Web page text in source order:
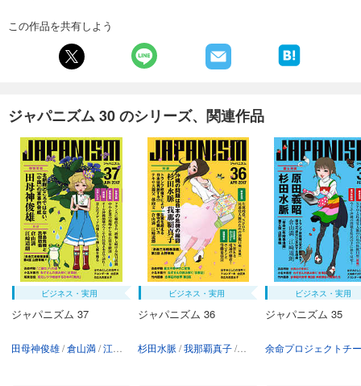
この作品を共有しよう
ジャパニズム 30 のシリーズ、関連作品
ビジネス・実用
ジャパニズム 37
田母神俊雄 倉山満 江崎道朗 杉田水脈 赤尾由美 仲村覚 小坪しんや 高森
ビジネス・実用
ジャパニズム 36
杉田水脈 我那覇真子 テキサス親父 孫向文 倉
ビジネス・実用
ジャパニズム 35